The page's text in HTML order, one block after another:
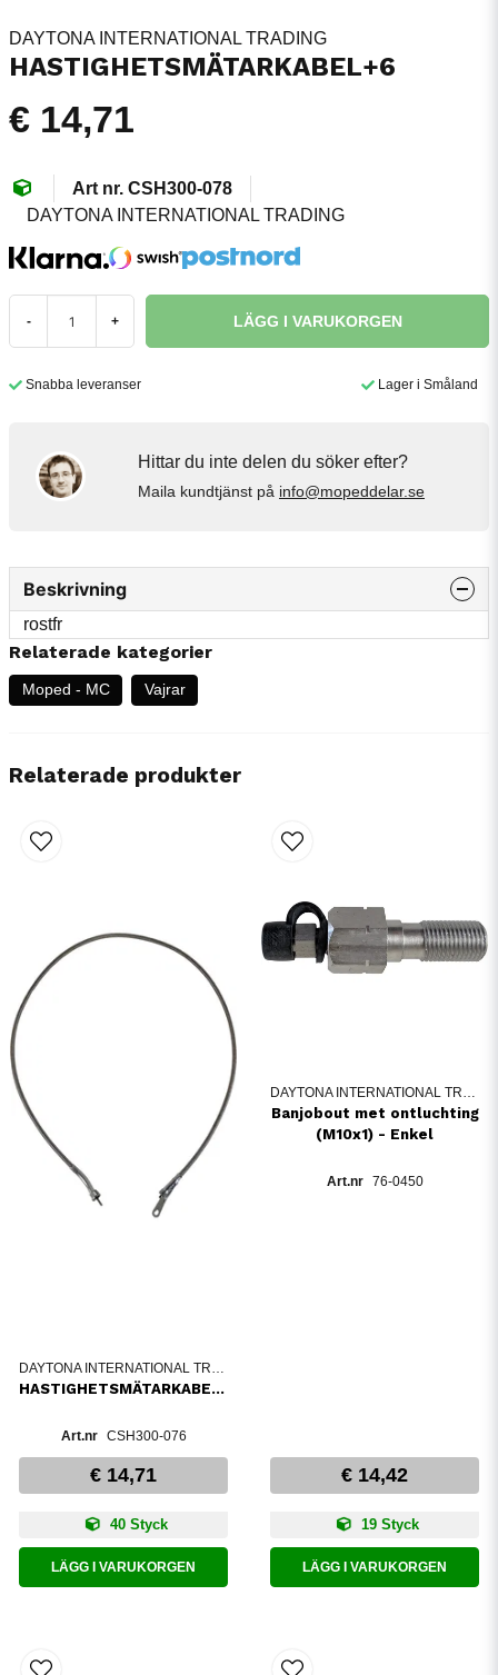
DAYTONA INTERNATIONAL TRADING
HASTIGHETSMÄTARKABEL+6
€ 14,71
CSH300-078
DAYTONA INTERNATIONAL TRADING
- + LÄGG I VARUKORGEN
Snabba leveranser Lager i Småland
Hittar du inte delen du söker efter?
Maila kundtjänst på info@mopeddelar.se
Beskrivning
rostfr
Relaterade kategorier
Moped - MC Vajrar
Relaterade produkter
DAYTONA INTERNATIONAL TRADING
HASTIGHETSMÄTARKABEL+6
CSH300-076
€ 14,71
40 Styck
LÄGG I VARUKORGEN
DAYTONA INTERNATIONAL TRADING
Banjobout met ontluchting
(M10x1) - Enkel
76-0450
€ 14,42
19 Styck
LÄGG I VARUKORGEN